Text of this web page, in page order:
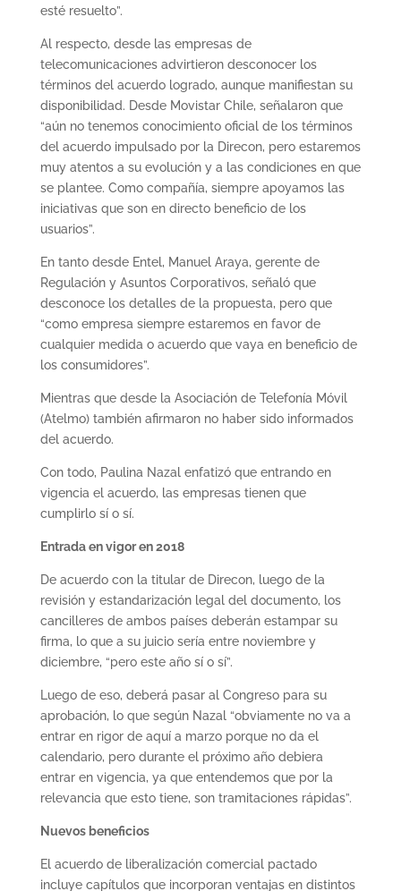
esté resuelto”.
Al respecto, desde las empresas de
telecomunicaciones advirtieron desconocer los
términos del acuerdo logrado, aunque manifiestan su
disponibilidad. Desde Movistar Chile, señalaron que
“aún no tenemos conocimiento oficial de los términos
del acuerdo impulsado por la Direcon, pero estaremos
muy atentos a su evolución y a las condiciones en que
se plantee. Como compañía, siempre apoyamos las
iniciativas que son en directo beneficio de los
usuarios”.
En tanto desde Entel, Manuel Araya, gerente de
Regulación y Asuntos Corporativos, señaló que
desconoce los detalles de la propuesta, pero que
“como empresa siempre estaremos en favor de
cualquier medida o acuerdo que vaya en beneficio de
los consumidores”.
Mientras que desde la Asociación de Telefonía Móvil
(Atelmo) también afirmaron no haber sido informados
del acuerdo.
Con todo, Paulina Nazal enfatizó que entrando en
vigencia el acuerdo, las empresas tienen que
cumplirlo sí o sí.
Entrada en vigor en 2018
De acuerdo con la titular de Direcon, luego de la
revisión y estandarización legal del documento, los
cancilleres de ambos países deberán estampar su
firma, lo que a su juicio sería entre noviembre y
diciembre, “pero este año sí o sí”.
Luego de eso, deberá pasar al Congreso para su
aprobación, lo que según Nazal “obviamente no va a
entrar en rigor de aquí a marzo porque no da el
calendario, pero durante el próximo año debiera
entrar en vigencia, ya que entendemos que por la
relevancia que esto tiene, son tramitaciones rápidas”.
Nuevos beneficios
El acuerdo de liberalización comercial pactado
incluye capítulos que incorporan ventajas en distintos